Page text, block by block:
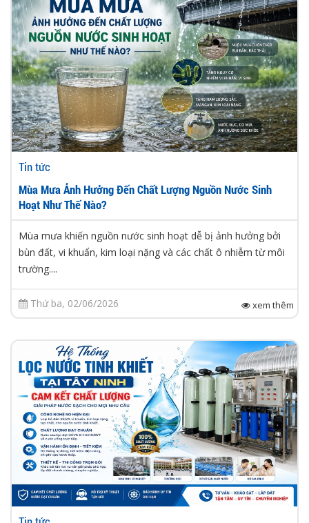
Tin tức
Mùa Mưa Ảnh Hưởng Đến Chất Lượng Nguồn Nước Sinh
Hoạt Như Thế Nào?
Mùa mưa khiến nguồn nước sinh hoạt dễ bị ảnh hưởng bởi
bùn đất, vi khuẩn, kim loại nặng và các chất ô nhiễm từ môi
trường....
Thứ ba, 02/06/2026 xem thêm